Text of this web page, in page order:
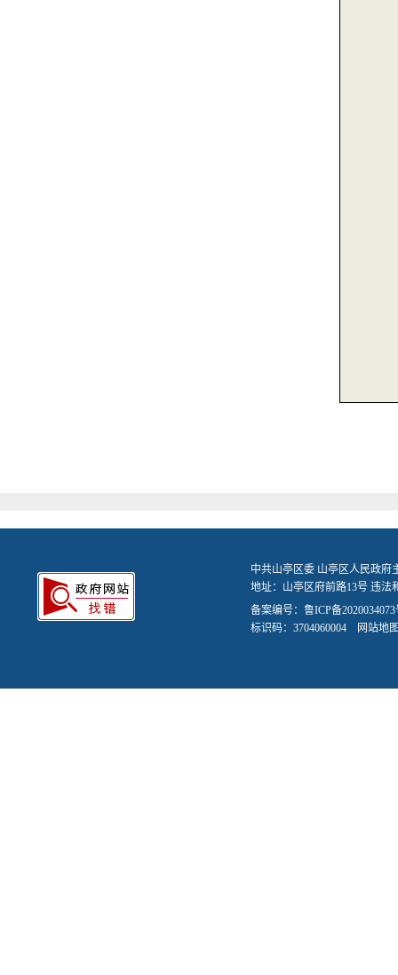
中共山亭区委 山亭区人民政府
地址：山亭区府前路13号 违法
备案编号： 鲁ICP备
标识码：3704060004 网站地